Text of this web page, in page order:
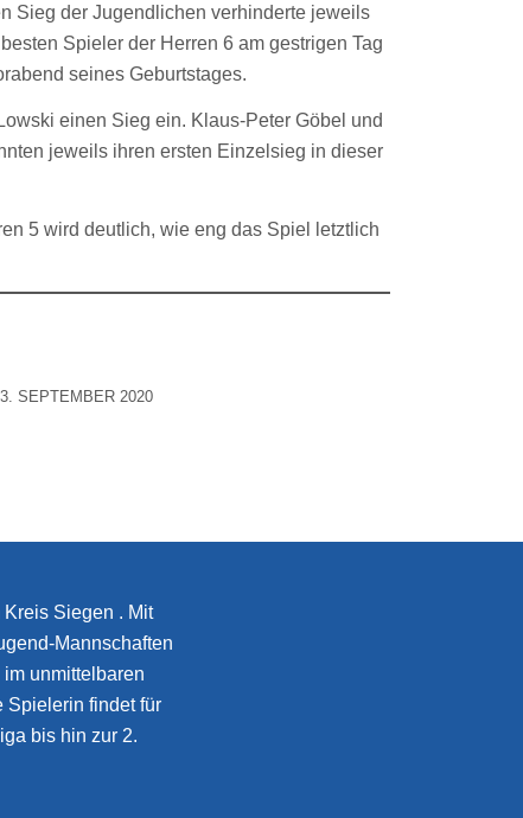
Sieg der Jugendlichen verhinderte jeweils
Spieler der Herren 6 am gestrigen Tag
seines Geburtstages.
einen Sieg ein. Klaus-Peter Göbel und
jeweils ihren ersten Einzelsieg in dieser
5 wird deutlich, wie eng das Spiel letztlich
3. SEPTEMBER 2020
Siegen . Mit
Mannschaften
unmittelbaren
Spielerin findet für
bis hin zur 2.